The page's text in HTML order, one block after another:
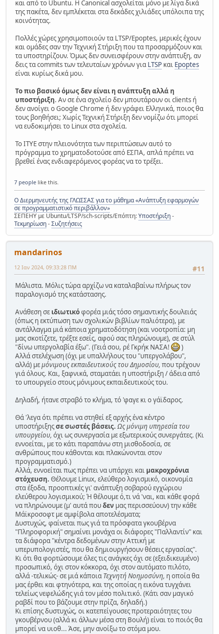
και από το Ubuntu. Η Canonical ασχολείται μόνο με λίγα δικά
της πακέτα, δεν εμπλέκεται στα δεκάδες χιλιάδες υπόλοιπα της
κοινότητας.
Πολλές χώρες χρησιμοποιούν τα LTSP/Epoptes, μερικές έχουν
και ομάδες σαν την Τεχνική Στήριξη που τα προσαρμόζουν και
τα υποστηρίζουν. Όμως δεν συνεισφέρουν στην ανάπτυξη, αν
δεις τα commits των τελευταίων χρόνων για LTSP και Epoptes
είναι κυρίως δικά μου.
Το πιο βασικό όμως δεν είναι η ανάπτυξη αλλά η
υποστήριξη. Αν σε ένα σχολείο δεν μπουτάρουν οι clients ή
δεν ανοίγει ο Google Chrome ή δεν γράφει Ελληνικά, ποιος θα
τους βοηθήσει; Χωρίς Τεχνική Στήριξη δεν νομίζω ότι μπορεί
να ευδοκιμήσει το Linux στα σχολεία.
Το ΙΤΥΕ στην πλειονότητα των περιπτώσεων αυτό το
πρόγραμμα το χρηματοδοτούσε από ΕΣΠΑ, απλά πρέπει να
βρεθεί ένας ενδιαφερόμενος φορέας να το τρέξει.
7 people like this.
Ο Διερμηνευτής της ΓΛΩΣΣΑΣ για το μάθημα «Ανάπτυξη εφαρμογών
σε προγραμματιστικό περιβάλλον»
ΣΕΠΕΗΥ με Ubuntu/LTSP/sch-scripts/Επόπτη:Υποστήριξη-
Τεκμηρίωση-Συζητήσεις
mandarinos
#11
12 Ιαν 2024, 09:33:28 ΠΜ
Μάλιστα. Μόλις τώρα αρχίζω να καταλαβαίνω πλήρως τον
παραλογισμό της κατάστασης.
Ανάθεση σε ιδιωτικόφορέα μιάς τόσο σημαντικής δουλειάς
(όπως η εκτύπωση των σχολικών βιβλίων παλιότερα), με
αντάλλαγμα μιά κάποια χρηματοδότηση (και νοοτροπία: μη
μας σκοτίζετε, τρέξτε εσείς, αφού σας πληρώνουμε), σε στύλ
"δίνω υπεργολαβία έξω". (Γειά σου, ρέ Γκρήκ ΝΑΣΑ!
)
Αλλά στελέχωση (όχι με υπαλλήλους του "υπεργολάβου",
αλλά) μεμόνιμους εκπαιδευτικούς του Δημοσίου, που τρέχουν
γιά όλους. Και, ξαφνικά, σταματάει η υποστήριξη / άδεια από
το υπουργείο στους μόνιμους εκπαιδευτικούς του.
Δηλαδή, ήτανε στραβό το κλήμα, τό 'φαγε κι ο γάϊδαρος.
Θά 'λεγα ότι πρέπει να στηθεί εξ αρχής ένα κέντρο
υποστήριξηςσε σωστές βάσεις. Ως μόνιμη υπηρεσία του
υπουργείου, όχι ως συνεργασία με εξωτερικούς συνεργάτες. (Κι
εννοείται, με το κάτι παραπάνω στη μισθοδοσία, σε
ανθρώπους που κάθονται και πλακώνονται στον
προγραμματισμό.)
Αλλά, εννοείται πως πρέπει να υπάρχει και μακροχρόνια
στόχευση. Θέλουμε Linux, ελεύθερο λογισμικό, οικονομία
στα έξοδα, προοπτικές γι' ανάπτυξη σοβαρού εγχώριου
ελεύθερου λογισμικού; Ή θέλουμε ό,τι νά 'ναι, και κάθε φορά
να πληρώνουμε (μ' αυτά πουδεν μας περισσεύουν) την κάθε
Μάϊκροσοφτ με αμφίβολα αποτελέσματα;
Δυστυχώς, φαίνεται πως γιά τα πρόσφατα γκουβέρνα
"Πληροφορική" σημαίνει μονάχα οι διάφορες "Παλλαντίν" και
τα διάφορα "κέντρα δεδομένων στην Αττική με
υπερυπολογιστές, που θα δημιουργήσουν θέσεις εργασίας".
Κι ότι θα φορτώσουμε όλες τις ανάγκες όχι σε (εξειδικευμένο)
προσωπικό, όχι στον κόκκορα, όχι στον αυτόματο πιλότο,
αλλά -τελικώς- σε μιά κάποια Τεχνητή Νοημοσύνη, η οποία θα
μας έρθει και φτηνότερα, και της οποίας η εικόνα τυγχάνει
τελείως νεφελώδης γιά τον μέσο πολιτικό. (Κάτι σαν μαγικό
ραβδί που το βάζουμε στην πρίζα, δηλαδή.)
Κι επίσης δυστυχώς, οι κατεπείγουσες προτεραιότητες του
γκουβέρνου (αλλά κι άλλων μέσα στη Βουλή) είναι το ποιός θα
μπορεί να υιοθ... Άσε, μην ανοίξω το στόμα μου.